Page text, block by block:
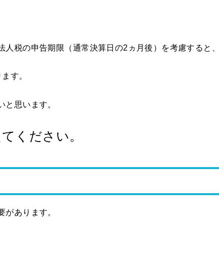
税の申告期限（通常決算日の2ヵ月後）を考慮すると、
す。
思います。
ください。
あります。